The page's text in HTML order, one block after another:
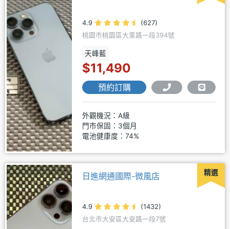
4.9
(627)
桃園市桃園區大業路一段394號
天峰藍
$11,490
預約訂購
外觀機況：A級
門市保固：3個月
電池健康度：74%
精選
日進網通國際-微風店
4.9
(1432)
台北市大安區大安路一段7號